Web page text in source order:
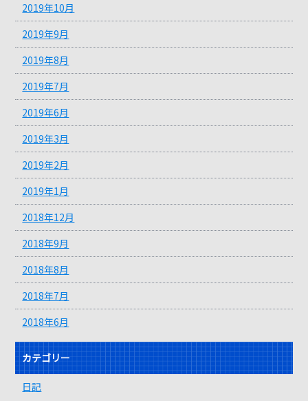
2019年10月
2019年9月
2019年8月
2019年7月
2019年6月
2019年3月
2019年2月
2019年1月
2018年12月
2018年9月
2018年8月
2018年7月
2018年6月
カテゴリー
日記